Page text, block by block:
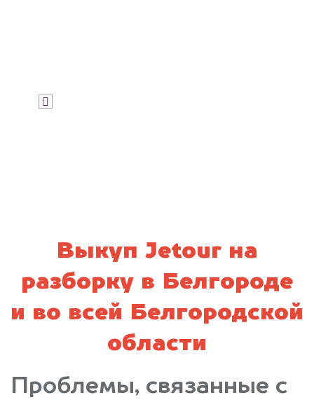
Выкуп Jetour на
разборку в Белгороде
и во всей Белгородской
области
Проблемы, связанные с